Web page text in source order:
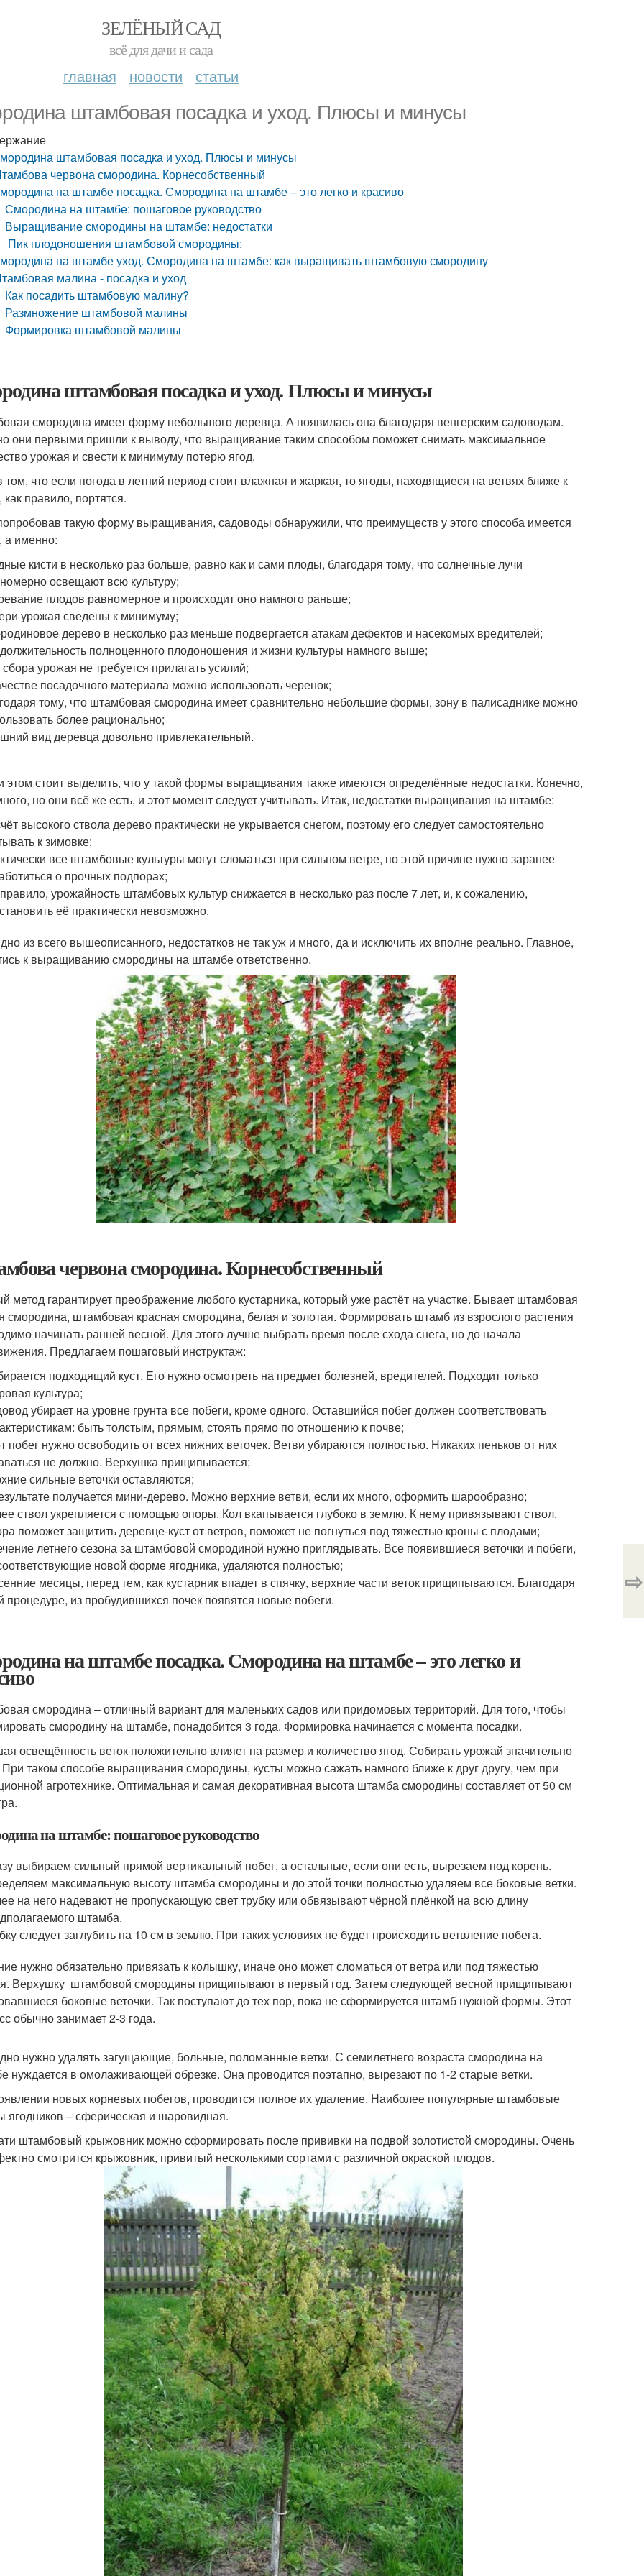
ЗЕЛЁНЫЙ САД
всё для дачи и сада
главная новости статьи
штамбовая посадка и уход. Плюсы и минусы
штамбовая посадка и уход. Плюсы и минусы
червона смородина. Корнесобственный
на штамбе посадка. Смородина на штамбе – это легко и красиво
Смородина на штамбе: пошаговое руководство
Выращивание смородины на штамбе: недостатки
Пик плодоношения штамбовой смородины:
на штамбе уход. Смородина на штамбе: как выращивать штамбовую смородину
малина - посадка и уход
Как посадить штамбовую малину?
Размножение штамбовой малины
Формировка штамбовой малины
штамбовая посадка и уход. Плюсы и минусы
смородина имеет форму небольшого деревца. А появилась она благодаря венгерским садоводам.
они первыми пришли к выводу, что выращивание таким способом поможет снимать максимальное
урожая и свести к минимуму потерю ягод.
том, что если погода в летний период стоит влажная и жаркая, то ягоды, находящиеся на ветвях ближе к
как правило, портятся.
такую форму выращивания, садоводы обнаружили, что преимуществ у этого способа имеется
а именно:
кисти в несколько раз больше, равно как и сами плоды, благодаря тому, что солнечные лучи
освещают всю культуру;
плодов равномерное и происходит оно намного раньше;
урожая сведены к минимуму;
дерево в несколько раз меньше подвергается атакам дефектов и насекомых вредителей;
полноценного плодоношения и жизни культуры намного выше;
урожая не требуется прилагать усилий;
посадочного материала можно использовать черенок;
тому, что штамбовая смородина имеет сравнительно небольшие формы, зону в палисаднике можно
более рационально;
вид деревца довольно привлекательный.
этом стоит выделить, что у такой формы выращивания также имеются определённые недостатки. Конечно,
но они всё же есть, и этот момент следует учитывать. Итак, недостатки выращивания на штамбе:
высокого ствола дерево практически не укрывается снегом, поэтому его следует самостоятельно
к зимовке;
все штамбовые культуры могут сломаться при сильном ветре, по этой причине нужно заранее
о прочных подпорах;
урожайность штамбовых культур снижается в несколько раз после 7 лет, и, к сожалению,
её практически невозможно.
из всего вышеописанного, недостатков не так уж и много, да и исключить их вполне реально. Главное,
к выращиванию смородины на штамбе ответственно.
червона смородина. Корнесобственный
метод гарантирует преображение любого кустарника, который уже растёт на участке. Бывает штамбовая
смородина, штамбовая красная смородина, белая и золотая. Формировать штамб из взрослого растения
начинать ранней весной. Для этого лучше выбрать время после схода снега, но до начала
Предлагаем пошаговый инструктаж:
подходящий куст. Его нужно осмотреть на предмет болезней, вредителей. Подходит только
культура;
убирает на уровне грунта все побеги, кроме одного. Оставшийся побег должен соответствовать
быть толстым, прямым, стоять прямо по отношению к почве;
побег нужно освободить от всех нижних веточек. Ветви убираются полностью. Никаких пеньков от них
не должно. Верхушка прищипывается;
сильные веточки оставляются;
получается мини-дерево. Можно верхние ветви, если их много, оформить шарообразно;
ствол укрепляется с помощью опоры. Кол вкапывается глубоко в землю. К нему привязывают ствол.
поможет защитить деревце-куст от ветров, поможет не погнуться под тяжестью кроны с плодами;
летнего сезона за штамбовой смородиной нужно приглядывать. Все появившиеся веточки и побеги,
новой форме ягодника, удаляются полностью;
месяцы, перед тем, как кустарник впадет в спячку, верхние части веток прищипываются. Благодаря
процедуре, из пробудившихся почек появятся новые побеги.
на штамбе посадка. Смородина на штамбе – это легко и
смородина – отличный вариант для маленьких садов или придомовых территорий. Для того, чтобы
смородину на штамбе, понадобится 3 года. Формировка начинается с момента посадки.
освещённость веток положительно влияет на размер и количество ягод. Собирать урожай значительно
При таком способе выращивания смородины, кусты можно сажать намного ближе к друг другу, чем при
агротехнике. Оптимальная и самая декоративная высота штамба смородины составляет от 50 см
на штамбе: пошаговое руководство
выбираем сильный прямой вертикальный побег, а остальные, если они есть, вырезаем под корень.
максимальную высоту штамба смородины и до этой точки полностью удаляем все боковые ветки.
на него надевают не пропускающую свет трубку или обвязывают чёрной плёнкой на всю длину
штамба.
следует заглубить на 10 см в землю. При таких условиях не будет происходить ветвление побега.
нужно обязательно привязать к колышку, иначе оно может сломаться от ветра или под тяжестью
Верхушку штамбовой смородины прищипывают в первый год. Затем следующей весной прищипывают
боковые веточки. Так поступают до тех пор, пока не сформируется штамб нужной формы. Этот
обычно занимает 2-3 года.
нужно удалять загущающие, больные, поломанные ветки. С семилетнего возраста смородина на
нуждается в омолаживающей обрезке. Она проводится поэтапно, вырезают по 1-2 старые ветки.
новых корневых побегов, проводится полное их удаление. Наиболее популярные штамбовые
– сферическая и шаровидная.
штамбовый крыжовник можно сформировать после прививки на подвой золотистой смородины. Очень
смотрится крыжовник, привитый несколькими сортами с различной окраской плодов.
⇨